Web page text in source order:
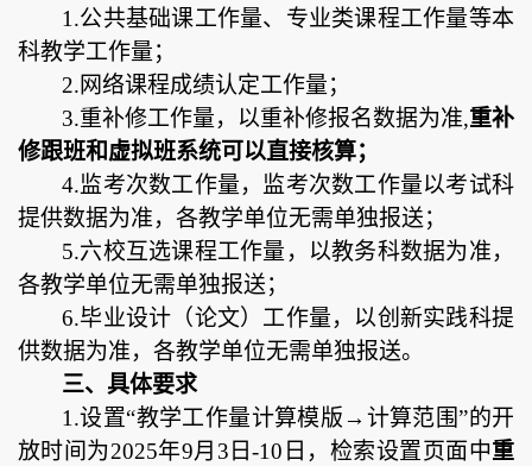
1.公共基础课工作量、 专业类课程工作量等本
科教学工作量；
2.网络课程成绩认定工作量；
3.重补修工作量，以重补修报名数据为准,重补
修跟班和虚拟班系统可以直接核算；
4.监考次数工作量，监考次数工作量以考试科
提供数据为准，各教学单位无需单独报送；
5.六校互选课程工作量，以教务科数据为准，
各教学单位无需单独报送；
6.毕业设计（论文） 工作量，以创新实践科提
供数据为准，各教学单位无需单独报送。
三、具体要求
1.设置“教学工作量计算模版→计算范围”的开
放时间为2025年9月3日-10日，检索设置页面中重